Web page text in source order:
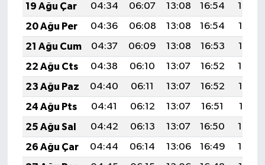
19 Ağu Çar
04:34 06:07 13:08 16:54
19:59
20 Ağu Per
04:36 06:08 13:08 16:54
19:57
21 Ağu Cum
04:37 06:09 13:08 16:53
19:56
22 Ağu Cts
04:38 06:10 13:07 16:52
19:54
23 Ağu Paz
04:40 06:11 13:07 16:52
19:53
24 Ağu Pts
04:41 06:12 13:07 16:51
19:51
25 Ağu Sal
04:42 06:13 13:07 16:50
19:50
26 Ağu Çar
04:44 06:14 13:06 16:49
19:48